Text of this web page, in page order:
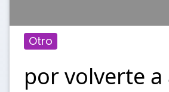
Otro
por volverte